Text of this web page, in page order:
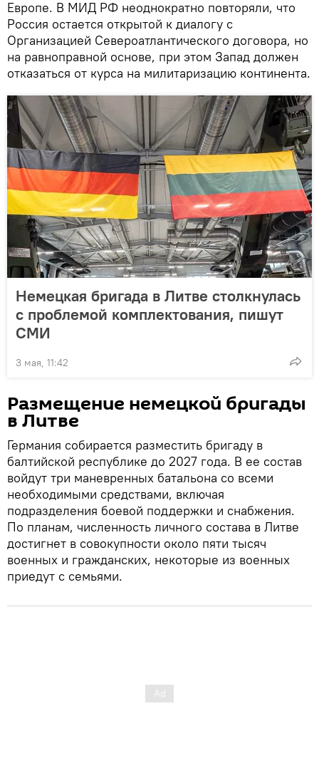
Европе. В МИД РФ неоднократно повторяли, что
Россия остается открытой к диалогу с
Организацией Североатлантического договора, но
на равноправной основе, при этом Запад должен
отказаться от курса на милитаризацию континента.
Немецкая бригада в Литве столкнулась
с проблемой комплектования, пишут
СМИ
3 мая, 11:42
Размещение немецкой бригады
в Литве
Германия собирается разместить бригаду в
балтийской республике до 2027 года. В ее состав
войдут три маневренных батальона со всеми
необходимыми средствами, включая
подразделения боевой поддержки и снабжения.
По планам, численность личного состава в Литве
достигнет в совокупности около пяти тысяч
военных и гражданских, некоторые из военных
приедут с семьями.